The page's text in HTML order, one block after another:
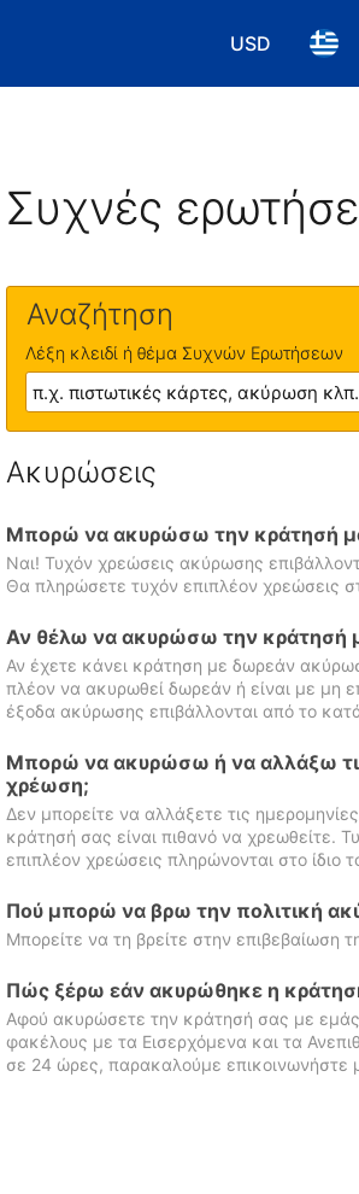
USD
Επιλέξτε
Συχνές
Αναζήτηση
Λέξη κλειδί ή θέμα Συχνών Ερωτήσεων
Ακυρώσεις
Μπορώ να ακυρώσω την κράτησή
Ναι! Τυχόν χρεώσεις ακύρωσης
Θα πληρώσετε τυχόν επιπλέον χρεώσεις
Αν θέλω να ακυρώσω την κράτησή
Αν έχετε κάνει κράτηση με δωρεάν
πλέον να ακυρωθεί δωρεάν ή είναι με μη
έξοδα ακύρωσης επιβάλλονται από το
Μπορώ να ακυρώσω ή να αλλάξω
χρέωση;
Δεν μπορείτε να αλλάξετε τις
κράτησή σας είναι πιθανό να χρεωθείτε.
επιπλέον χρεώσεις πληρώνονται στο ίδιο
Πού μπορώ να βρω την πολιτική
Μπορείτε να τη βρείτε στην επιβεβαίωση
Πώς ξέρω εάν ακυρώθηκε η
Αφού ακυρώσετε την κράτησή σας με
φακέλους με τα Εισερχόμενα και τα
σε 24 ώρες, παρακαλούμε επικοινωνήστε